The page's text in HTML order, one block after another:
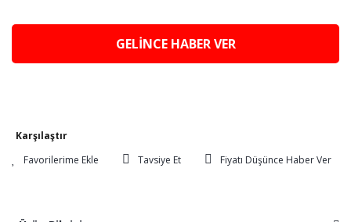
GELİNCE HABER VER
Karşılaştır
Tavsiye Et
Fiyatı Düşünce Haber Ver